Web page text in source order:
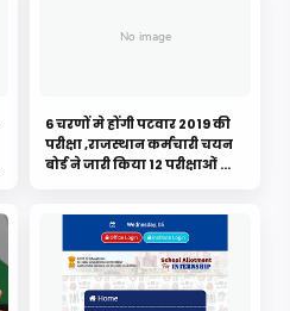
6 चरणों मे होंगी पटवार 2019 की
परीक्षा ,राजस्थान कर्मचारी चयन
बोर्ड ने जारी किया 12 परीक्षाओं का